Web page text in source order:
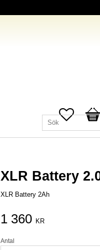
Favoriter
XLR Battery
XLR Battery 2Ah
1 360 KR
Antal